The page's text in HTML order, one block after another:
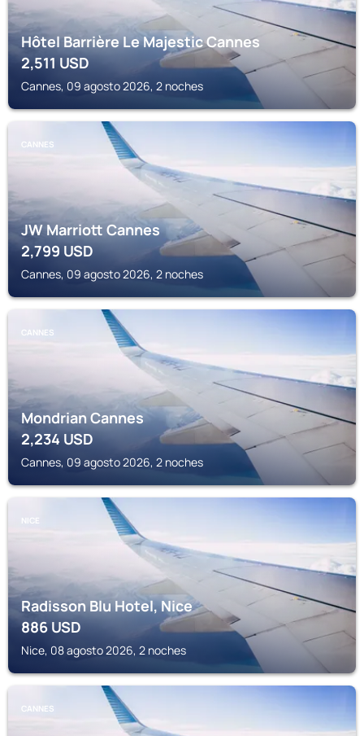
Hôtel Barrière Le Majestic Cannes
2,511USD
Cannes, 09 agosto 2026, 2 noches
CANNES
JW Marriott Cannes
2,799 USD
Cannes, 09 agosto 2026, 2 noches
CANNES
Mondrian Cannes
2,234USD
Cannes, 09 agosto 2026, 2 noches
NICE
Radisson Blu Hotel, Nice
886USD
Nice, 08 agosto 2026, 2 noches
CANNES